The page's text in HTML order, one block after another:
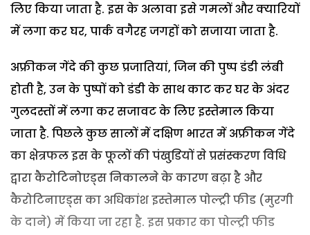
लिए किया जाता है. इस के अलावा इसे गमलों और क्यारियों
में लगा कर घर, पार्क वगैरह जगहों को सजाया जाता है.
अफ्रीकन गेंदे की कुछ प्रजातियां, जिन की पुष्प डंडी लंबी
होती है, उन के पुष्पों को डंडी के साथ काट कर घर के अंदर
गुलदस्तों में लगा कर सजावट के लिए इस्तेमाल किया
जाता है. पिछले कुछ सालों में दक्षिण भारत में अफ्रीकन गेंदे
का क्षेत्रफल इस के फूलों की पंखुडि़यों से प्रसंस्करण विधि
द्वारा कैरोटिनोएड्स निकालने के कारण बढ़ा है और
कैरोटिनाएड्स का अधिकांश इस्तेमाल पोल्ट्री फीड (मुरगी
के दाने) में किया जा रहा है. इस प्रकार का पोल्ट्री फीड